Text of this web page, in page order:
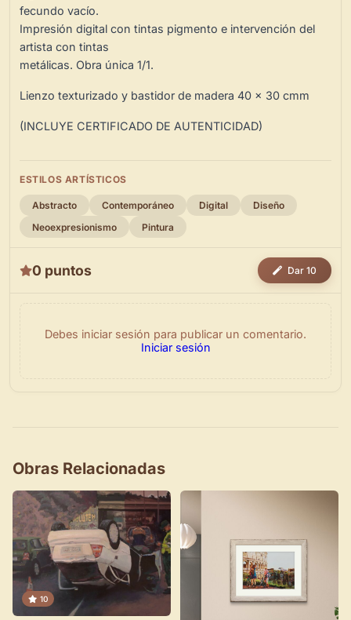
fecundo vacío.
Impresión digital con tintas pigmento e intervención del
artista con tintas
metálicas. Obra única 1/1.
Lienzo texturizado y bastidor de madera 40 x 30 cmm
(INCLUYE CERTIFICADO DE AUTENTICIDAD)
ESTILOS ARTÍSTICOS
Abstracto Contemporáneo Digital
Diseño
Neoexpresionismo
Pintura
0 puntos Dar 10
Debes iniciar sesión para publicar un comentario.
Iniciar sesión
Obras Relacionadas
10
Novedad: Tu Panel de Usuario